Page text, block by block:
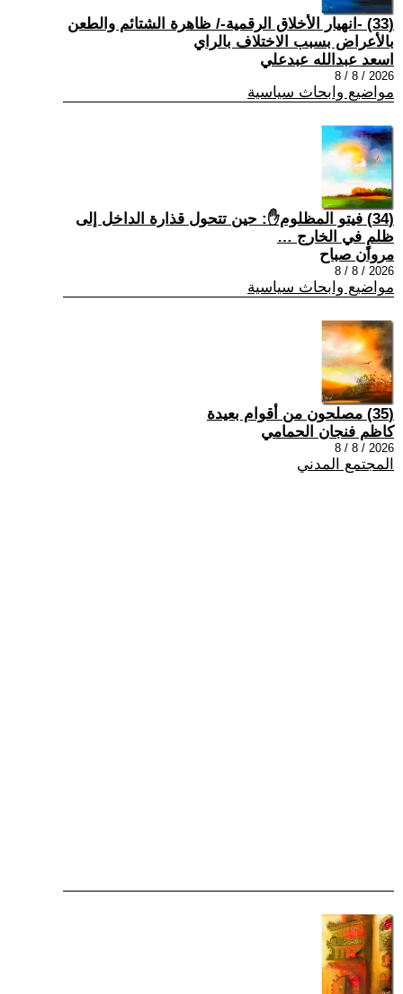
(33) -انهيار الأخلاق الرقمية-/ ظاهرة الشتائم والطعن
بالأعراض بسبب الاختلاف بالراي
اسعد عبدالله عبدعلي
2026 / 8 / 8
مواضيع وابحاث سياسية
(34) فيتو المظلوم✋: حين تتحول قذارة الداخل إلى
ظلمٍ في الخارج …
مروان صباح
2026 / 8 / 8
مواضيع وابحاث سياسية
(35) مصلحون من أقوام بعيدة
كاظم فنجان الحمامي
2026 / 8 / 8
المجتمع المدني